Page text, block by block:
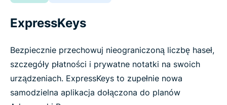
ExpressKeys
Bezpiecznie przechowuj nieograniczoną liczbę haseł,
szczegóły płatności i prywatne notatki na swoich
urządzeniach. ExpressKeys to zupełnie nowa
samodzielna aplikacja dołączona do planów